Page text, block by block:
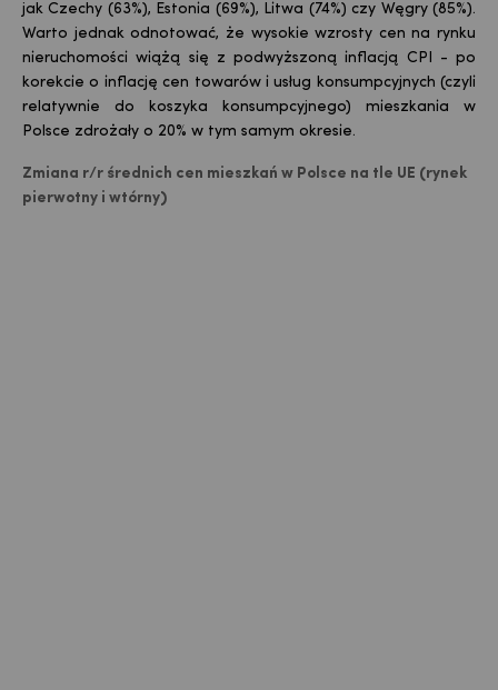
jak Czechy (63%), Estonia (69%), Litwa (74%) czy Węgry (85%).
Warto jednak odnotować, że wysokie wzrosty cen na rynku
nieruchomości wiążą się z podwyższoną inflacją CPI - po
korekcie o inflację cen towarów i usług konsumpcyjnych (czyli
relatywnie do koszyka konsumpcyjnego) mieszkania w
Polsce zdrożały o 20% w tym samym okresie.
Zmiana r/r średnich cen mieszkań w Polsce na tle UE (rynek
pierwotny i wtórny)